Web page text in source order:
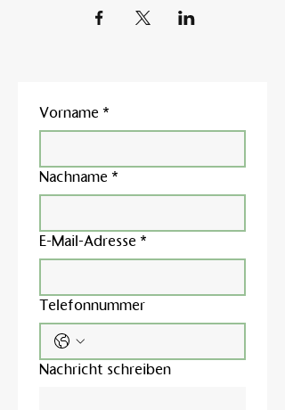
Vorname *
Nachname *
E-Mail-Adresse *
Telefonnummer
Nachricht schreiben